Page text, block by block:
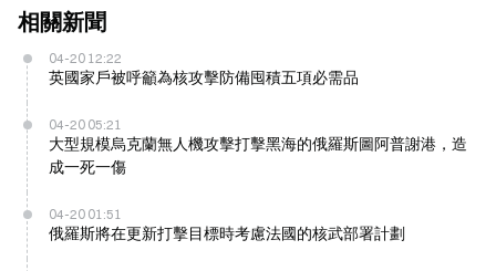
相關新聞
04-20 12:22
英國家戶被呼籲為核攻擊防備囤積五項必需品
04-20 05:21
大型規模烏克蘭無人機攻擊打擊黑海的俄羅斯圖阿普謝港，造
成一死一傷
04-20 01:51
俄羅斯將在更新打擊目標時考慮法國的核武部署計劃